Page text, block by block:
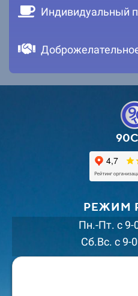
Индивидуальный
РЕЖИМ
Пн.-Пт. с 9-
Сб.Вс. с 9-